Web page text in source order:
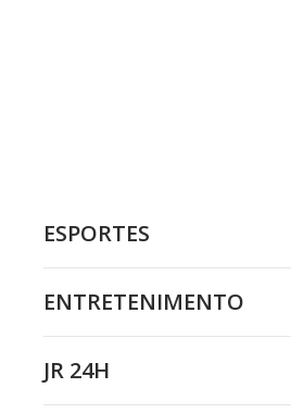
ESPORTES
ENTRETENIMENTO
JR 24H